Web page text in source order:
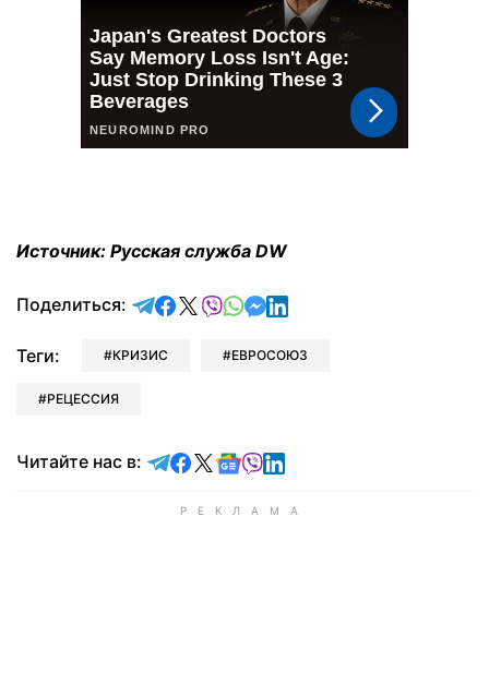
Источник: Русская служба DW
Поделиться: отправить в Telegram
поделиться в Facebook
поделиться в X
отправить в Viber
отправить в Whatsapp
отправить в Messenger
отправить в LinkedIn
Теги: КРИЗИС ЕВРОСОЮЗ
РЕЦЕССИЯ
Читайте нас в: Читайте в Telegram
Читайте в Facebook
Читайте в X
Читайте в Google news
Читайте в Viber
Читайте в LinkedIn